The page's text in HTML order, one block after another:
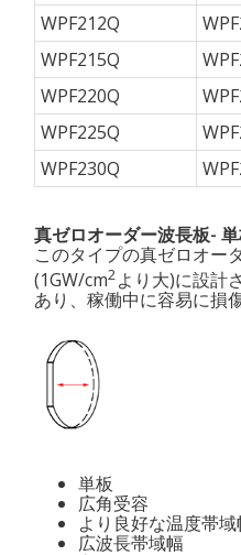
WPF212Q
WPF215Q
WPF220Q
WPF225Q
WPF230Q
真ゼロオーダー波長板-
このタイプの真ゼロオー
(1GW/cm2より大)に設計
あり、稼働中に容易に損
単板
広角受容
より良好な温度帯域
広波長帯域幅